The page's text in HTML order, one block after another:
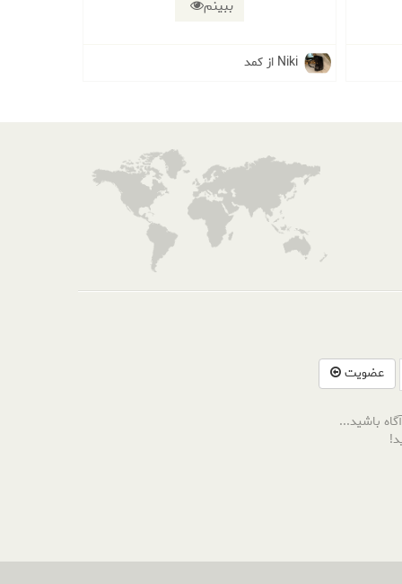
ببینم
از کمد Niki
عضویت
باشید...